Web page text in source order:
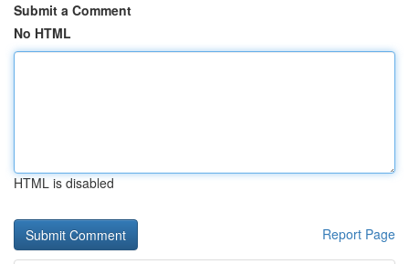
Submit a Comment
No HTML
HTML is disabled
Report Page